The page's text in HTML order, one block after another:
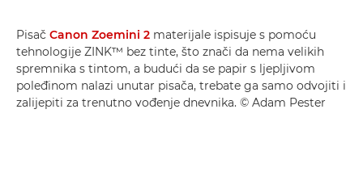
Pisač Canon Zoemini 2 materijale ispisuje s pomoću
tehnologije ZINK™ bez tinte, što znači da nema velikih
spremnika s tintom, a budući da se papir s ljepljivom
poleđinom nalazi unutar pisača, trebate ga samo odvojiti i
zalijepiti za trenutno vođenje dnevnika. © Adam Pester